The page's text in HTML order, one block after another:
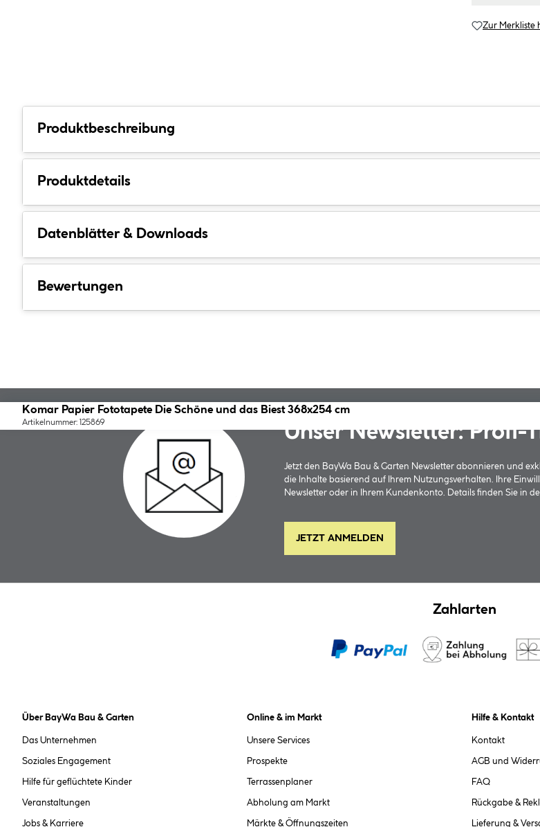
Zur Merkliste
Produktbeschreibung
Produktdetails
Datenblätter & Downloads
Bewertungen
Komar Papier Fototapete Die Schöne und das Biest 368x254 cm
Artikelnummer: 125869 Unser Newsletter: Profi-
Jetzt den BayWa Bau & Garten Newsletter abonnieren und
die Inhalte basierend auf Ihrem Nutzungsverhalten. Ihre
Newsletter oder in Ihrem Kundenkonto. Details finden Sie in
JETZT ANMELDEN
Zahlarten
Über BayWa Bau & Garten
Das Unternehmen
Soziales Engagement
Hilfe für geflüchtete Kinder
Veranstaltungen
Jobs & Karriere
Online & im Markt
Unsere Services
Prospekte
Terrassenplaner
Abholung am Markt
Märkte & Öffnungszeiten
Hilfe & Kontakt
Kontakt
AGB und
FAQ
Rückgabe &
Lieferung &